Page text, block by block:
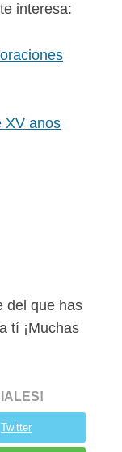
interesa:
XV anos
del que has
tí ¡Muchas
Twitter